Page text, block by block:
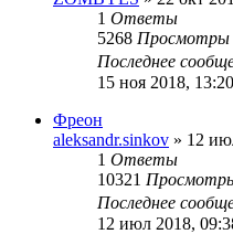
1 Ответы
5268 Просмотры
Последнее
15 ноя 2018, 13:20
Фреон
aleksandr.sinkov » 12
1 Ответы
10321
Последнее
12 июл 2018,